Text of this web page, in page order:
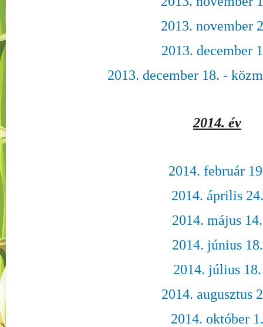
2013. november
2013. december
2013. december 18. -
2014. év
2014. február
2014. április 24.
2014. május 14.
2014. június 18.
2014. július 18.
2014. augusztus
2014. október 1.